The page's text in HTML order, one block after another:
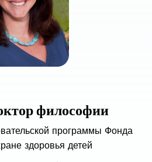
философии
программы Фонда
здоровья детей